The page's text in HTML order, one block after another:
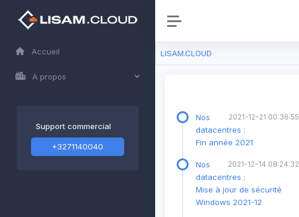
Accueil
A propos
Support commercial
+3271140040
LISAM.CLOUD
2021-12-21 00:36:55
Nos
datacentres :
Fin année 2021
2021-12-14 08:24:32
Nos
datacentres :
Mise à jour de sécurité
Windows 2021-12